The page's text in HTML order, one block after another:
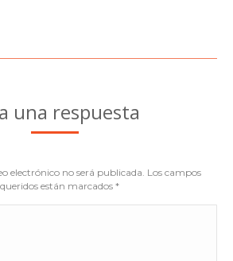
una respuesta
electrónico no será publicada. Los campos
están marcados *